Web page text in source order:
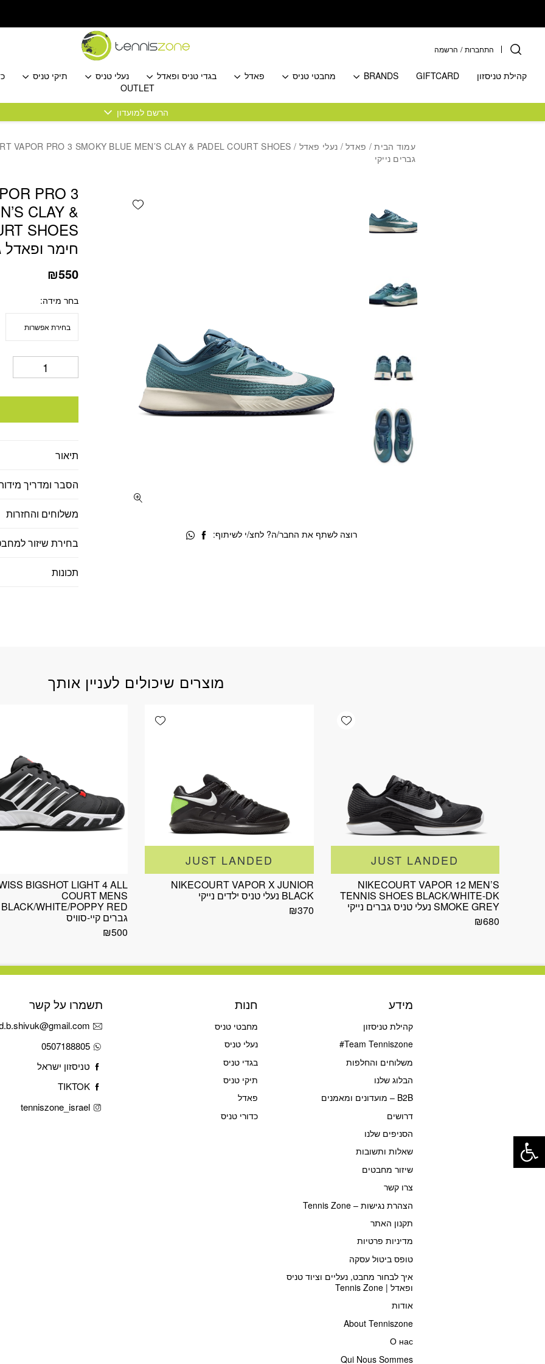
התחברות / הרשמה
קהילת טניסזון GIFTCARD
BRANDS מחבטי טניס פאדל בגדי טניס ופאדל נעלי טניס תיקי טניס
OUTLET
הרשם למועדון
עמוד הבית/ פאדל/ נעלי פאדל
גברים נייקי
PRO 3
CLAY &
חימר ופאדל
₪550
בחר מידה
תיאור
הסבר ומדריך
משלוחים והחזרות
בחירת שיזור
תכונות
Add wishlist
רוצה לשתף את החבר/ה? לחצ/י לשיתוף:
מוצרים שיכולים לעניין אותך
Add wishlist
JUST LANDED
NIKECOURT VAPOR 12 MEN’S
TENNIS SHOES BLACK/WHITE-DK
SMOKE GREY נעלי טניס גברים נייקי
₪680
Add wishlist
JUST LANDED
NIKECOURT VAPOR X JUNIOR
BLACK נעלי טניס ילדים נייקי
₪370
BIGSHOT LIGHT 4 ALL
COURT MENS
גברים קיי-סוויס
₪500
מידע
קהילת טניסזון
Team Tenniszone#
משלוחים והחלפות
הבלוג שלנו
B2B – מועדונים ומאמנים
דרושים
הסניפים שלנו
שאלות ותשובות
שיזור מחבטים
צרו קשר
הצהרת נגישות – Tennis Zone
תקנון האתר
מדיניות פרטיות
טופס ביטול עסקה
איך לבחור מחבט, נעליים וציוד טניס
ופאדל | Tennis Zone
אודות
About Tenniszone
О нас
Qui Nous Sommes
חנות
מחבטי טניס
נעלי טניס
בגדי טניס
תיקי טניס
פאדל
כדורי טניס
תשמרו על קשר
0507188805
טניסזון ישראל
TIKTOK
tenniszone_israel
פתח סרגל נגישות